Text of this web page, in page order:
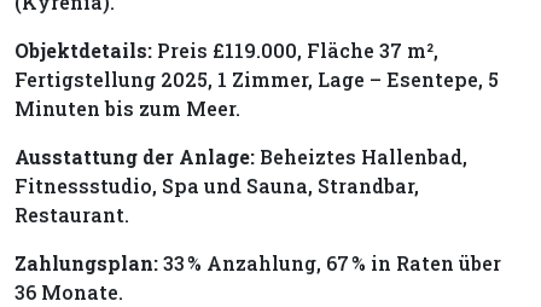
Objektdetails: Preis £119.000, Fläche 37 m²,
Fertigstellung 2025, 1 Zimmer, Lage – Esentepe, 5
Minuten bis zum Meer.
Ausstattung der Anlage: Beheiztes Hallenbad,
Fitnessstudio, Spa und Sauna, Strandbar,
Restaurant.
Zahlungsplan:33 % Anzahlung, 67 % in Raten über
36 Monate.